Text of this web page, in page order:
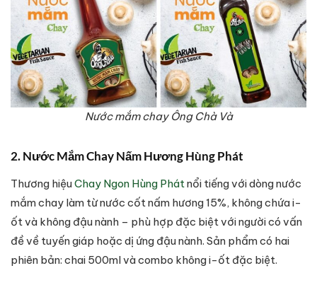
Nước mắm chay Ông Chà Và
2. Nước Mắm Chay Nấm Hương Hùng Phát
Thương hiệuChay Ngon Hùng Phátnổi tiếng với dòng nước
mắm chay làm từ nước cốt nấm hương 15%, không chứa i-
ốt và không đậu nành – phù hợp đặc biệt với người có vấn
đề về tuyến giáp hoặc dị ứng đậu nành. Sản phẩm có hai
phiên bản: chai 500ml và combo không i-ốt đặc biệt.